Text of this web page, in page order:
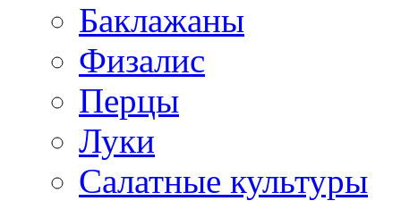
Баклажаны
Физалис
Перцы
Луки
Салатные культуры